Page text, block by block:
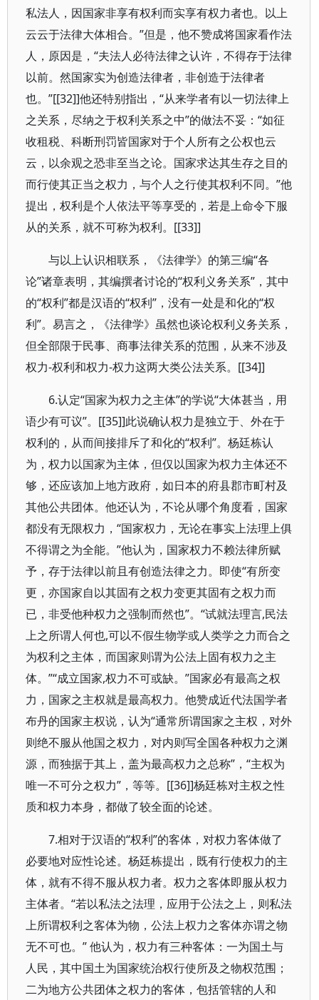
私法人，因国家非享有权利而实享有权力者也。以上
云云于法律大体相合。”但是，他不赞成将国家看作法
人，原因是，“夫法人必待法律之认许，不得存于法律
以前。然国家实为创造法律者，非创造于法律者
也。”[[32]]他还特别指出，“从来学者有以一切法律上
之关系，尽纳之于权利关系之中”的做法不妥：“如征
收租税、科断刑罚皆国家对于个人所有之公权也云
云，以余观之恐非至当之论。国家求达其生存之目的
而行使其正当之权力，与个人之行使其权利不同。”他
提出，权利是个人依法平等享受的，若是上命令下服
从的关系，就不可称为权利。[[33]]
与以上认识相联系，《法律学》的第三编“各
论”诸章表明，其编撰者讨论的“权利义务关系”，其中
的“权利”都是汉语的“权利”，没有一处是和化的“权
利”。易言之，《法律学》虽然也谈论权利义务关系，
但全部限于民事、商事法律关系的范围，从来不涉及
权力-权利和权力-权力这两大类公法关系。[[34]]
6.认定“国家为权力之主体”的学说“大体甚当，用
语少有可议”。[[35]]此说确认权力是独立于、外在于
权利的，从而间接排斥了和化的“权利”。杨廷栋认
为，权力以国家为主体，但仅以国家为权力主体还不
够，还应该加上地方政府，如日本的府县郡市町村及
其他公共团体。他还认为，不论从哪个角度看，国家
都没有无限权力，“国家权力，无论在事实上法理上俱
不得谓之为全能。”他认为，国家权力不赖法律所赋
予，存于法律以前且有创造法律之力。即使“有所变
更，亦国家自以其固有之权力变更其固有之权力而
已，非受他种权力之强制而然也”。“试就法理言,民法
上之所谓人何也,可以不假生物学或人类学之力而合之
为权利之主体，而国家则谓为公法上固有权力之主
体。”“成立国家,权力不可或缺。”国家必有最高之权
力，国家之主权就是最高权力。他赞成近代法国学者
布丹的国家主权说，认为“通常所谓国家之主权，对外
则绝不服从他国之权力，对内则写全国各种权力之渊
源，而独据于其上，盖为最高权力之总称”，“主权为
唯一不可分之权力”，等等。[[36]]杨廷栋对主权之性
质和权力本身，都做了较全面的论述。
7.相对于汉语的“权利”的客体，对权力客体做了
必要地对应性论述。杨廷栋提出，既有行使权力的主
体，就有不得不服从权力者。权力之客体即服从权力
主体者。“若以私法之法理，应用于公法之上，则私法
上所谓权利之客体为物，公法上权力之客体亦谓之物
无不可也。” 他认为，权力有三种客体：一为国土与
人民，其中国土为国家统治权行使所及之物权范围；
二为地方公共团体之权力的客体，包括管辖的人和